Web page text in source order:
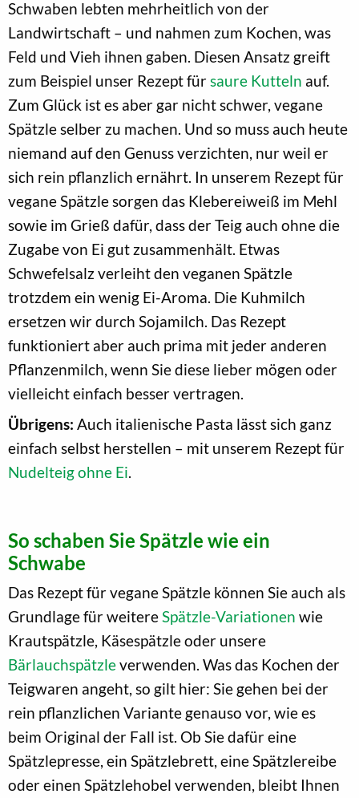
Schwaben lebten mehrheitlich von der
Landwirtschaft – und nahmen zum Kochen, was
Feld und Vieh ihnen gaben. Diesen Ansatz greift
zum Beispiel unser Rezept fürsaure Kutteln auf.
Zum Glück ist es aber gar nicht schwer, vegane
Spätzle selber zu machen. Und so muss auch heute
niemand auf den Genuss verzichten, nur weil er
sich rein pflanzlich ernährt. In unserem Rezept für
vegane Spätzle sorgen das Klebereiweiß im Mehl
sowie im Grieß dafür, dass der Teig auch ohne die
Zugabe von Ei gut zusammenhält. Etwas
Schwefelsalz verleiht den veganen Spätzle
trotzdem ein wenig Ei-Aroma. Die Kuhmilch
ersetzen wir durch Sojamilch. Das Rezept
funktioniert aber auch prima mit jeder anderen
Pflanzenmilch, wenn Sie diese lieber mögen oder
vielleicht einfach besser vertragen.
Übrigens: Auch italienische Pasta lässt sich ganz
einfach selbst herstellen – mit unserem Rezept für
Nudelteig ohne Ei.
So schaben Sie Spätzle wie ein
Schwabe
Das Rezept für vegane Spätzle können Sie auch als
Grundlage für weitereSpätzle-Variationen wie
Krautspätzle, Käsespätzle oder unsere
Bärlauchspätzleverwenden. Was das Kochen der
Teigwaren angeht, so gilt hier: Sie gehen bei der
rein pflanzlichen Variante genauso vor, wie es
beim Original der Fall ist. Ob Sie dafür eine
Spätzlepresse, ein Spätzlebrett, eine Spätzlereibe
oder einen Spätzlehobel verwenden, bleibt Ihnen